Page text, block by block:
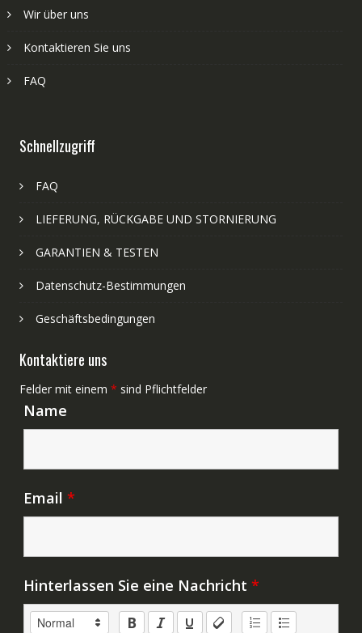
Wir über uns
Kontaktieren Sie uns
FAQ
Schnellzugriff
FAQ
LIEFERUNG, RÜCKGABE UND STORNIERUNG
GARANTIEN & TESTEN
Datenschutz-Bestimmungen
Geschäftsbedingungen
Kontaktiere uns
Felder mit einem * sind Pflichtfelder
Name
Email *
Hinterlassen Sie eine Nachricht *